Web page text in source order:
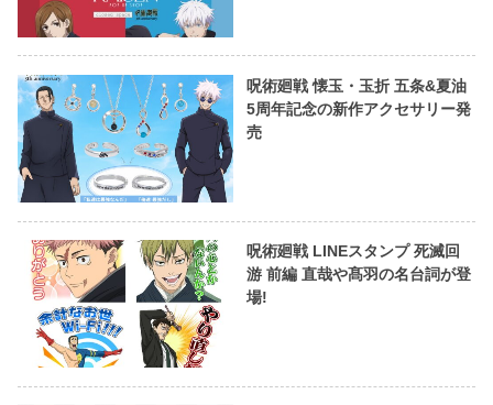
呪術廻戦 懐玉・玉折 五条&夏油
5周年記念の新作アクセサリー発
売
呪術廻戦 LINEスタンプ 死滅回
游 前編 直哉や髙羽の名台詞が登
場!